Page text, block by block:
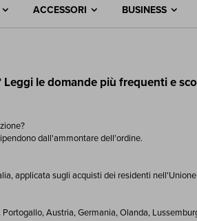
ACCESSORI BUSINESS
le domande più frequenti e
dall'ammontare dell'ordine.
applicata sugli acquisti dei residenti
Austria, Germania, Olanda,